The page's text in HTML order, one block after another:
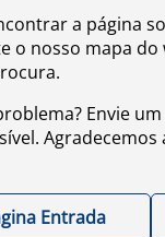
a página
o nosso mapa
Envie
Agradecemos
Entrada